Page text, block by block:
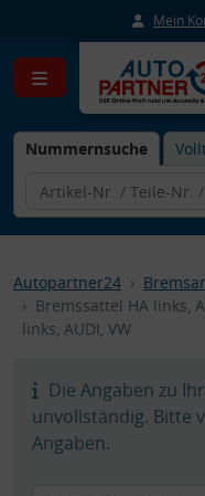
Mein
Nummernsuche
Autopartner24
Bremssattel HA links,
links, AUDI, VW
Die Angaben zu
unvollständig. Bitte
Angaben.